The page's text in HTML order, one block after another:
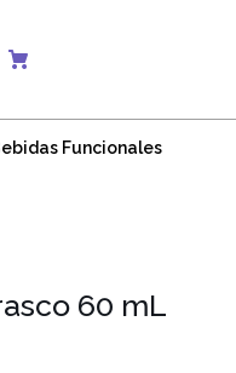
Funcionales
60 mL